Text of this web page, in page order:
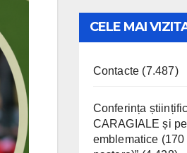
CELE MAI
Contacte (7.487)
Conferința
CARAGIALE și
emblematice